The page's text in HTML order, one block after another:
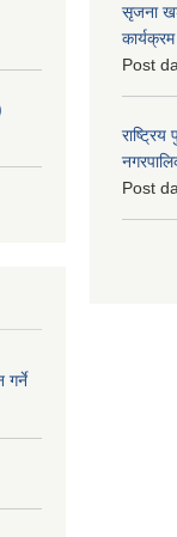
गर्ने
सृजना
Post
राष्ट्रिय
Post